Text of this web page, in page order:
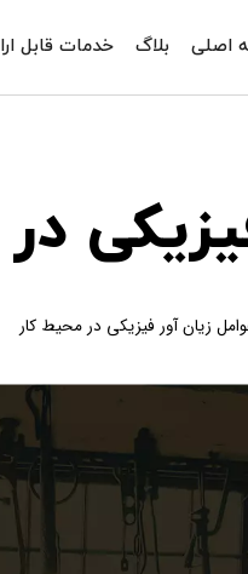
اصلی بلاگ خدمات قابل
زیان آور فیزیکی در محیط کار